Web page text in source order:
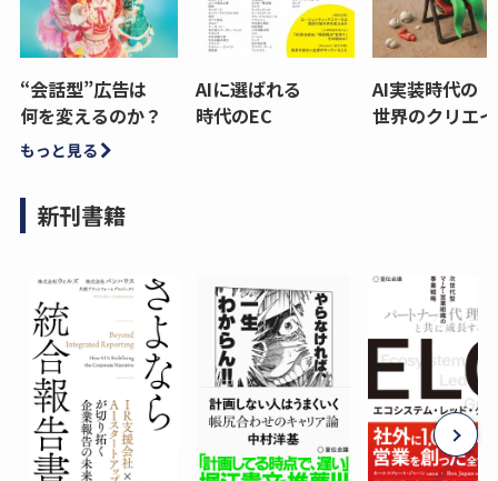
“会話型”広告は
何を変えるのか？
AIに選ばれる
時代のEC
AI実装時代の
世界のクリエ
もっと見る
新刊書籍